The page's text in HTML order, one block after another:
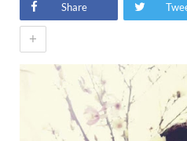
Share
+